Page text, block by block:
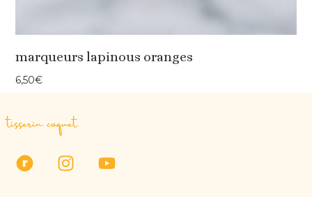
marqueurs lapinous oranges
6,50€
tisserin coquet